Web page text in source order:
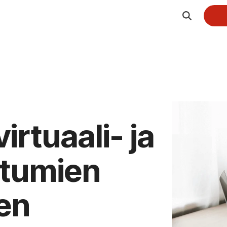
Integraatiot
Hankkeet
ja